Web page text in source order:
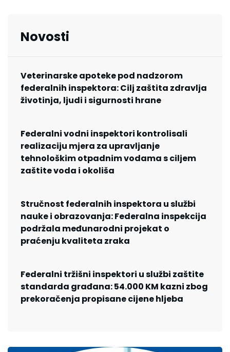
Novosti
Veterinarske apoteke pod nadzorom
federalnih inspektora: Cilj zaštita zdravlja
životinja, ljudi i sigurnosti hrane
Federalni vodni inspektori kontrolisali
realizaciju mjera za upravljanje
tehnološkim otpadnim vodama s ciljem
zaštite voda i okoliša
Stručnost federalnih inspektora u službi
nauke i obrazovanja: Federalna inspekcija
podržala međunarodni projekat o
praćenju kvaliteta zraka
Federalni tržišni inspektori u službi zaštite
standarda građana: 54.000 KM kazni zbog
prekoračenja propisane cijene hljeba